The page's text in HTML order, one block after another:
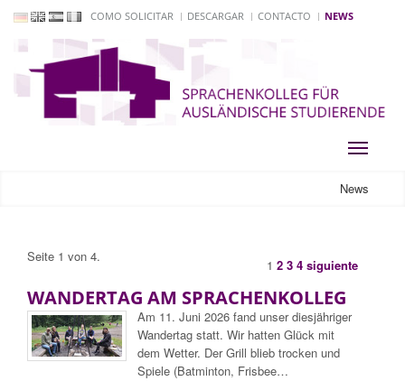
COMO SOLICITAR DESCARGAR CONTACTO NEWS
Toggle
News
Seite 1 von 4.
1 2 3 4 siguiente
WANDERTAG AM SPRACHENKOLLEG
Am 11. Juni 2026 fand unser diesjähriger
Wandertag statt. Wir hatten Glück mit
dem Wetter. Der Grill blieb trocken und
Spiele (Batminton, Frisbee…